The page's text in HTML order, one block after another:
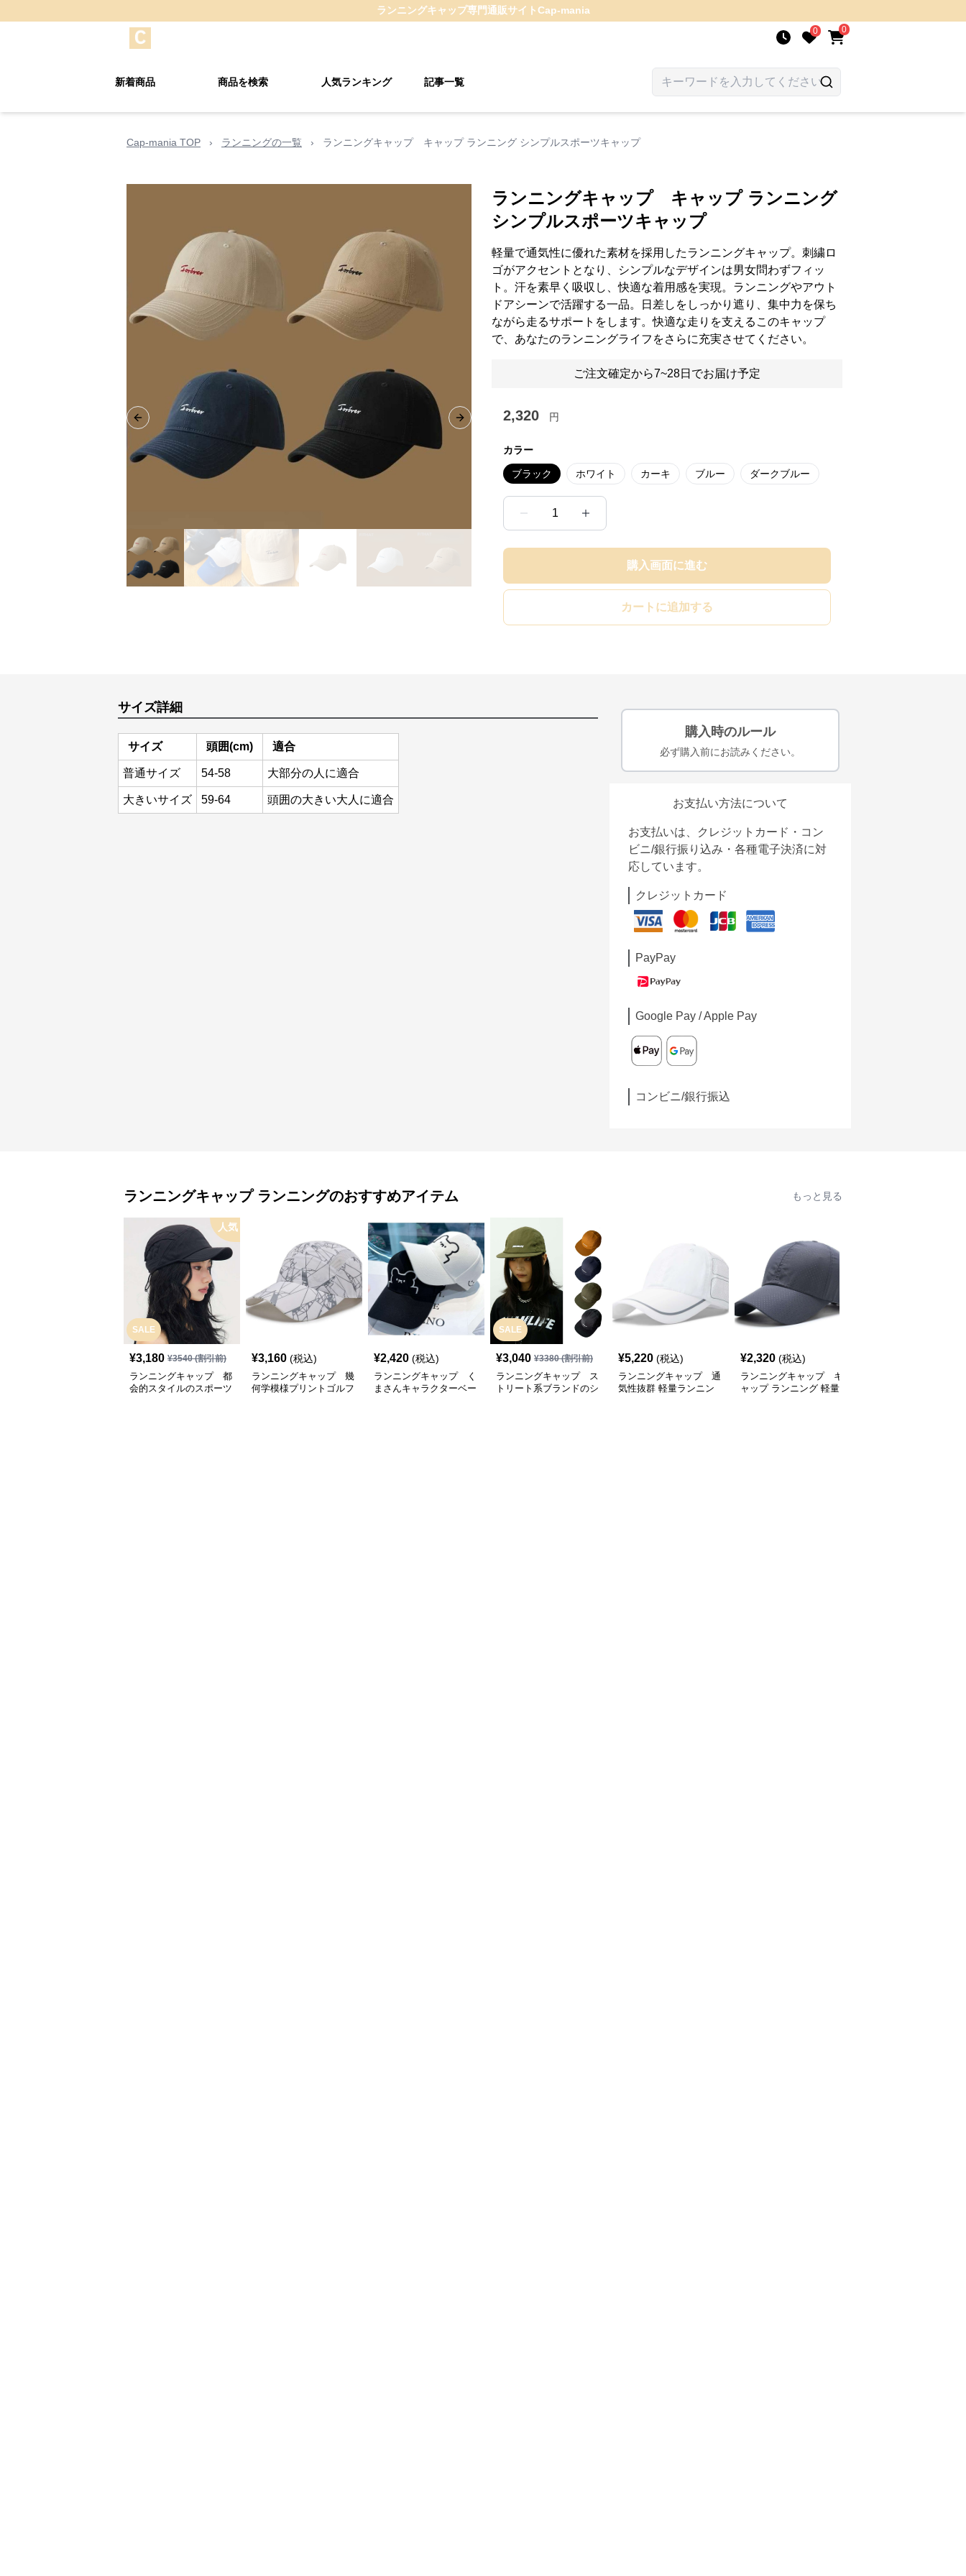
ランニングキャップ専門通販サイトCap-mania
0 0
新着商品 商品を検索 人気ランキング 記事一覧
Cap-mania TOP › ランニングの一覧 › ランニングキャップ キャップ ランニング シンプルスポーツキャップ
Previous slide Next slide
ランニングキャップ キャップ ランニング
シンプルスポーツキャップ
軽量で通気性に優れた素材を採用したランニングキャップ。刺繍ロ
ゴがアクセントとなり、シンプルなデザインは男女問わずフィッ
ト。汗を素早く吸収し、快適な着用感を実現。ランニングやアウト
ドアシーンで活躍する一品。日差しをしっかり遮り、集中力を保ち
ながら走るサポートをします。快適な走りを支えるこのキャップ
で、あなたのランニングライフをさらに充実させてください。
ご注文確定から7~28日でお届け予定
2,320 円
カラー
ブラック ホワイト カーキ ブルー ダークブルー
1
購入画面に進む
カートに追加する
サイズ詳細
サイズ 頭囲(cm) 適合
普通サイズ 54-58 大部分の人に適合
大きいサイズ 59-64 頭囲の大きい大人に適合
購入時のルール
必ず購入前にお読みください。
お支払い方法について
お支払いは、クレジットカード・コン
ビニ/銀行振り込み・各種電子決済に対
応しています。
クレジットカード
PayPay
Google Pay / Apple Pay
コンビニ/銀行振込
ランニングキャップ ランニングのおすすめアイテム もっと見る
SALE
人気
¥3,180 ¥3540(割引前)
ランニングキャップ 都
会的スタイルのスポーツ
¥3,160 (税込)
ランニングキャップ 幾
何学模様プリントゴルフ
¥2,420 (税込)
ランニングキャップ く
まさんキャラクターベー
SALE
¥3,040 ¥3380(割引前)
ランニングキャップ ス
トリート系ブランドのシ
¥5,220 (税込)
ランニングキャップ 通
気性抜群 軽量ランニン
¥2,320 (税込)
ランニングキャップ キ
ャップ ランニング 軽量